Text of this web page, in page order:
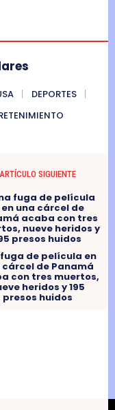
DEPORTES
ARTÍCULO SIGUIENTE
de película en
cárcel de Panamá
con tres muertos,
heridos y 195
presos huidos